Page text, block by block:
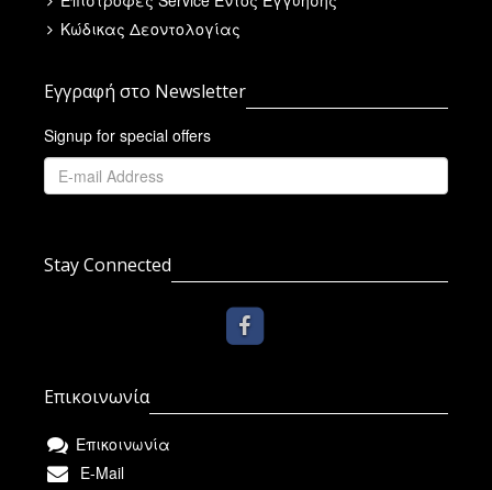
Κώδικας Δεοντολογίας
Εγγραφή στο Newsletter
Signup for special offers
Stay Connected
Επικοινωνία
Επικοινωνία
E-Mail